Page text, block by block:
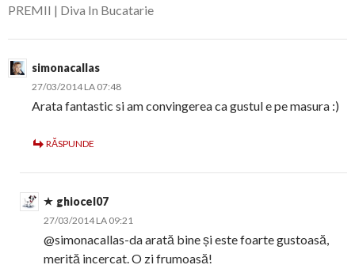
PREMII | Diva In Bucatarie
simonacallas
27/03/2014 LA 07:48
Arata fantastic si am convingerea ca gustul e pe masura :)
RĂSPUNDE
ghiocel07
27/03/2014 LA 09:21
@simonacallas-da arată bine și este foarte gustoasă,
merită incercat. O zi frumoasă!